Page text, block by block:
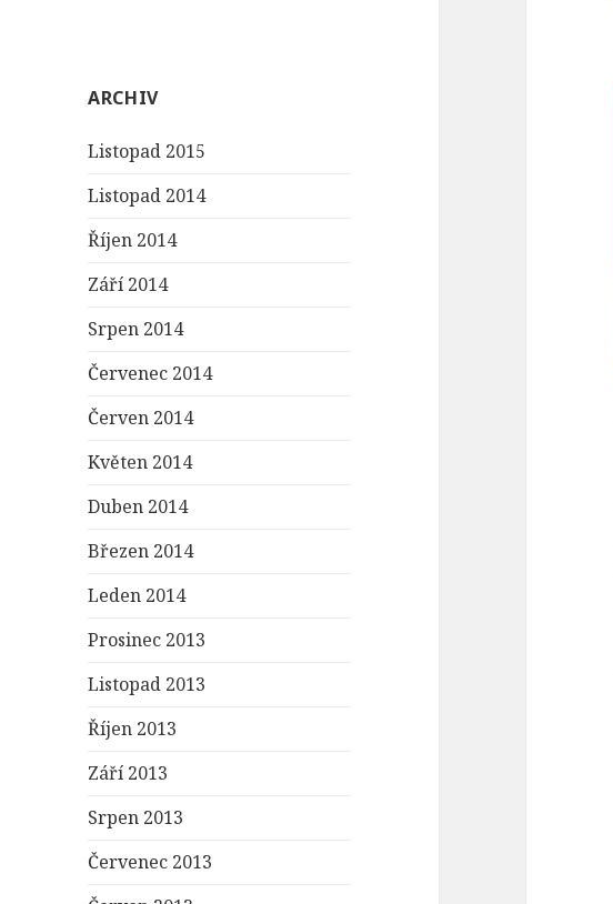
ARCHIV
Listopad 2015
Listopad 2014
Říjen 2014
Září 2014
Srpen 2014
Červenec 2014
Červen 2014
Květen 2014
Duben 2014
Březen 2014
Leden 2014
Prosinec 2013
Listopad 2013
Říjen 2013
Září 2013
Srpen 2013
Červenec 2013